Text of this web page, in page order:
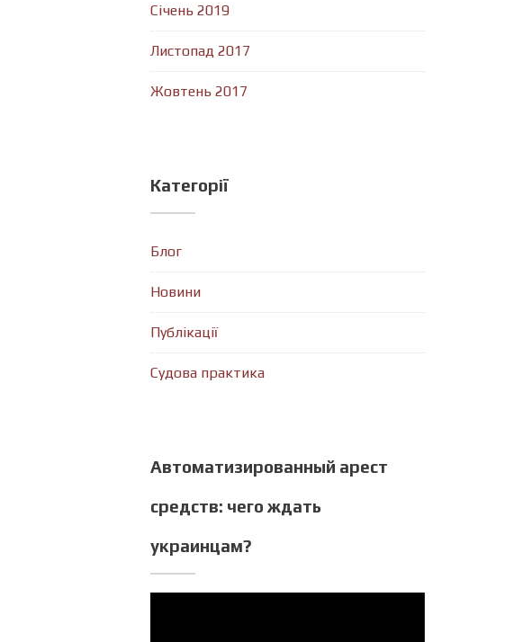
Січень 2019
Листопад 2017
Жовтень 2017
Категорії
Блог
Новини
Публікації
Судова практика
Автоматизированный арест
средств: чего ждать
украинцам?